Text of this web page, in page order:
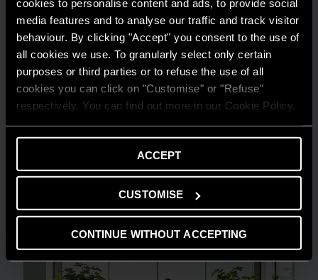
cookies to personalise content and ads, to provide social
media features and to analyse our traffic and track visitor
behaviour. By clicking "Accept" you consent to the use of
all cookies we use. To granularly select only certain
purposes or third parties or to refuse the use of all
cookies you can click on "Customise" or "Refuse"
respectively. You can find out more in our Cookie Policy.
ACCEPT
CUSTOMISE
CONTINUE WITHOUT ACCEPTING
GUIDA AL RISPARMIO
Quanto consuma un condizionatore?
LEGGI DI PIÙ